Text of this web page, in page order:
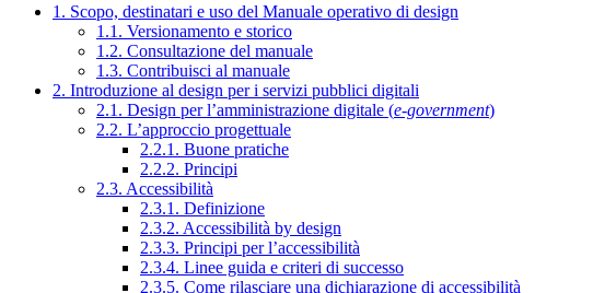
1. Scopo, destinatari e uso del Manuale operativo di design
1.1. Versionamento e storico
1.2. Consultazione del manuale
1.3. Contribuisci al manuale
2. Introduzione al design per i servizi pubblici digitali
2.1. Design per l’amministrazione digitale (e-government)
2.2. L’approccio progettuale
2.2.1. Buone pratiche
2.2.2. Principi
2.3. Accessibilità
2.3.1. Definizione
2.3.2. Accessibilità by design
2.3.3. Principi per l’accessibilità
2.3.4. Linee guida e criteri di successo
2.3.5. Come rilasciare una dichiarazione di accessibilità